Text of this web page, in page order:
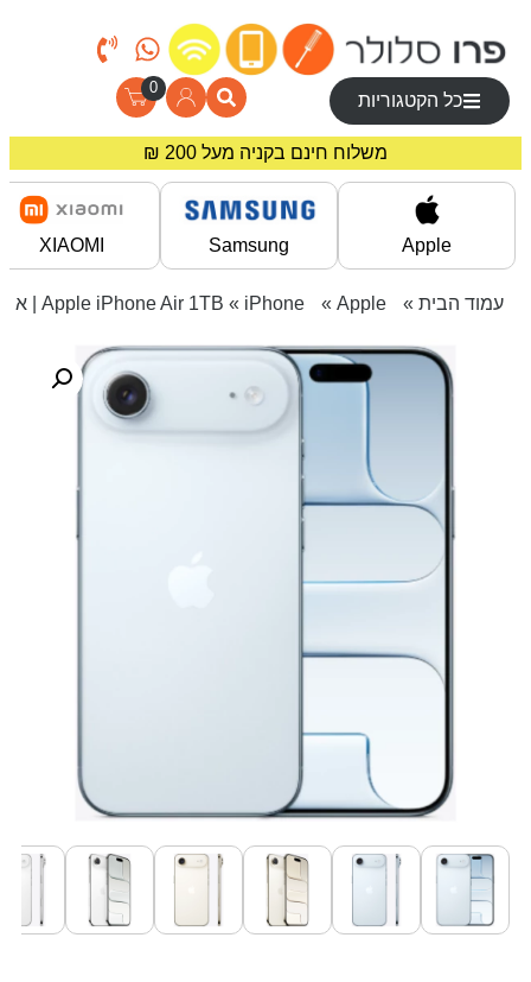
כל הקטגוריות
0
משלוח חינם בקניה מעל 200 ₪
מחירים מיוחדים לרוכשים באתר!
Apple
Samsung
XIAOMI
עמוד הבית »
Apple
»
iPhone » Apple iPhone Air 1TB | אייפון Air